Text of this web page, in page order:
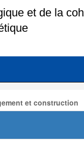
et construction